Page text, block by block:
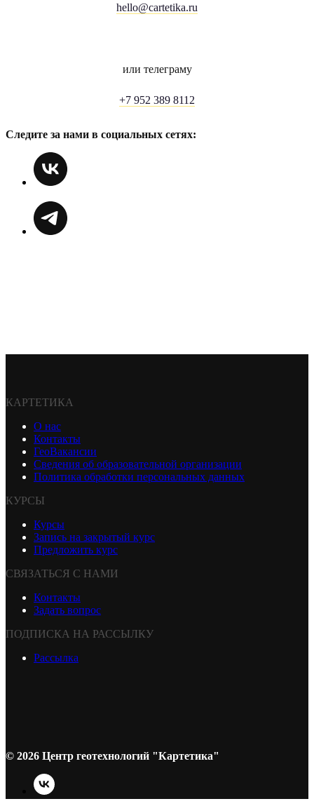
hello@cartetika.ru
или телеграму
+7 952 389 8112
Следите за нами в социальных сетях:
КАРТЕТИКА
О нас
Контакты
ГеоВакансии
Сведения об образовательной организации
Политика обработки персональных данных
КУРСЫ
Курсы
Запись на закрытый курс
Предложить курс
СВЯЗАТЬСЯ С НАМИ
Контакты
Задать вопрос
ПОДПИСКА НА РАССЫЛКУ
Рассылка
© 2026 Центр геотехнологий "Картетика"